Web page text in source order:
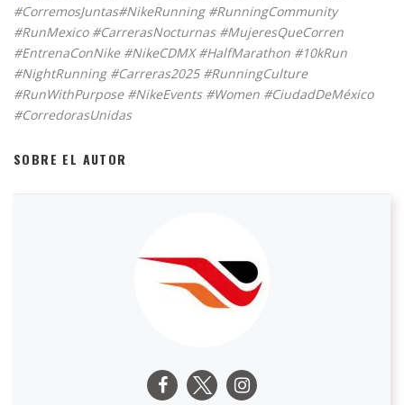
#CorremosJuntas#NikeRunning #RunningCommunity
#RunMexico #CarrerasNocturnas #MujeresQueCorren
#EntrenaConNike #NikeCDMX #HalfMarathon #10kRun
#NightRunning #Carreras2025 #RunningCulture
#RunWithPurpose #NikeEvents #Women #CiudadDeMéxico
#CorredorasUnidas
SOBRE EL AUTOR